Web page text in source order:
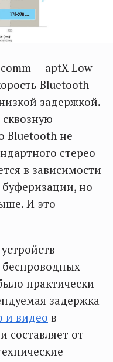
— aptX Low
Bluetooth
задержкой.
Bluetooth не
стерео
в зависимости
но
И это
практически
задержка
и видео в
составляет от